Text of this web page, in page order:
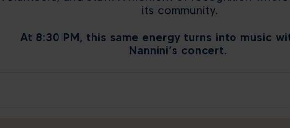
its community.
At 8:30 PM, this same energy turns into music
Nannini’s concert.